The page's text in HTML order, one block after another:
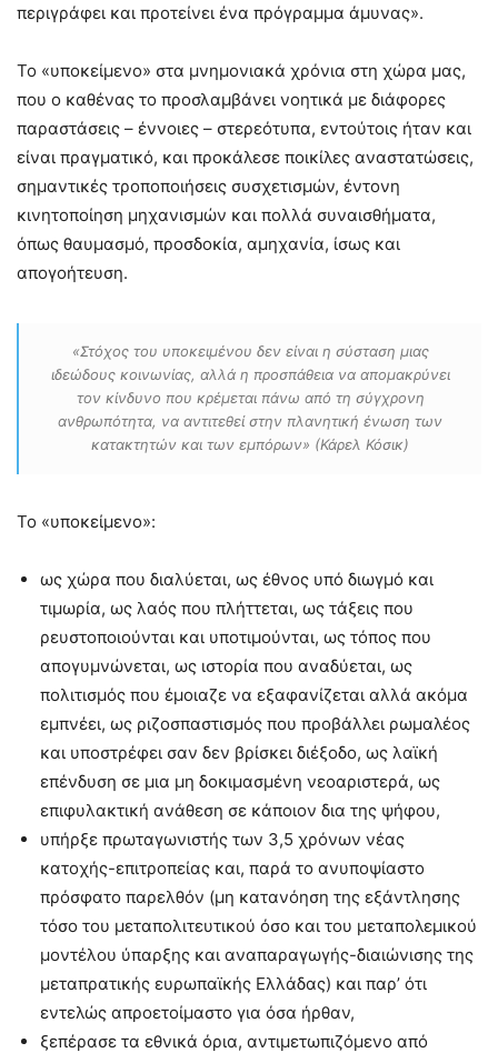
περιγράφει και προτείνει ένα πρόγραμμα άμυνας».
Το «υποκείμενο» στα μνημονιακά χρόνια στη χώρα μας,
που ο καθένας το προσλαμβάνει νοητικά με διάφορες
παραστάσεις – έννοιες – στερεότυπα, εντούτοις ήταν και
είναι πραγματικό, και προκάλεσε ποικίλες αναστατώσεις,
σημαντικές τροποποιήσεις συσχετισμών, έντονη
κινητοποίηση μηχανισμών και πολλά συναισθήματα,
όπως θαυμασμό, προσδοκία, αμηχανία, ίσως και
απογοήτευση.
«Στόχος του υποκειμένου δεν είναι η σύσταση μιας
ιδεώδους κοινωνίας, αλλά η προσπάθεια να απομακρύνει
τον κίνδυνο που κρέμεται πάνω από τη σύγχρονη
ανθρωπότητα, να αντιτεθεί στην πλανητική ένωση των
κατακτητών και των εμπόρων» (Κάρελ Κόσικ)
Το «υποκείμενο»:
ως χώρα που διαλύεται, ως έθνος υπό διωγμό και
τιμωρία, ως λαός που πλήττεται, ως τάξεις που
ρευστοποιούνται και υποτιμούνται, ως τόπος που
απογυμνώνεται, ως ιστορία που αναδύεται, ως
πολιτισμός που έμοιαζε να εξαφανίζεται αλλά ακόμα
εμπνέει, ως ριζοσπαστισμός που προβάλλει ρωμαλέος
και υποστρέφει σαν δεν βρίσκει διέξοδο, ως λαϊκή
επένδυση σε μια μη δοκιμασμένη νεοαριστερά, ως
επιφυλακτική ανάθεση σε κάποιον δια της ψήφου,
υπήρξε πρωταγωνιστής των 3,5 χρόνων νέας
κατοχής-επιτροπείας και, παρά το ανυποψίαστο
πρόσφατο παρελθόν (μη κατανόηση της εξάντλησης
τόσο του μεταπολιτευτικού όσο και του μεταπολεμικού
μοντέλου ύπαρξης και αναπαραγωγής-διαιώνισης της
μεταπρατικής ευρωπαϊκής Ελλάδας) και παρ’ ότι
εντελώς απροετοίμαστο για όσα ήρθαν,
ξεπέρασε τα εθνικά όρια, αντιμετωπιζόμενο από